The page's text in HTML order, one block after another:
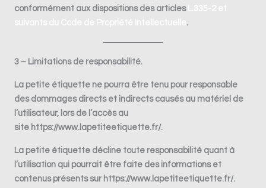
conformément aux dispositions des articles
.
3 – Limitations de responsabilité.
La petite étiquette ne pourra être tenu pour responsable
des dommages directs et indirects causés au matériel de
l’utilisateur, lors de l’accès au
site https://www.lapetiteetiquette.fr/.
La petite étiquette décline toute responsabilité quant à
l’utilisation qui pourrait être faite des informations et
contenus présents sur https://www.lapetiteetiquette.fr/.